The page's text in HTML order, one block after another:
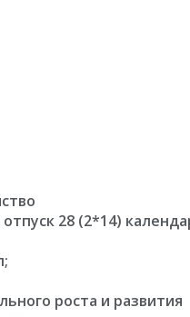
28 (2*14)
роста и развития